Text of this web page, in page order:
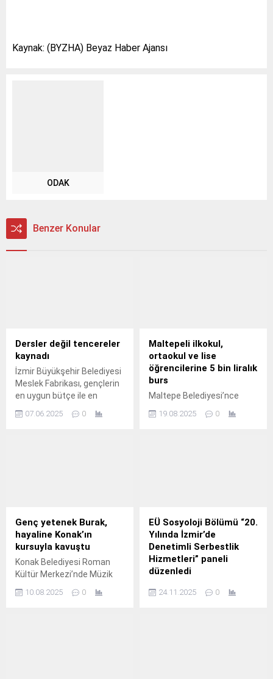
Kaynak: (BYZHA) Beyaz Haber Ajansı
ODAK
Benzer Konular
Dersler değil tencereler
kaynadı
İzmir Büyükşehir Belediyesi
Meslek Fabrikası, gençlerin
en uygun bütçe ile en
yapabilmesi ve temel
07.06.2025 0
Maltepeli ilkokul,
ortaokul ve lise
öğrencilerine 5 bin liralık
burs
Maltepe Belediyesi’nce
başlatılan ve eğitimde
19.08.2025 0
Genç yetenek Burak,
hayaline Konak’ın
kursuyla kavuştu
Konak Belediyesi Roman
Kültür Merkezi’nde Müzik
Hazırlık Kursuna katılan
10.08.2025 0
EÜ Sosyoloji Bölümü “20.
Yılında İzmir’de
Denetimli Serbestlik
Hizmetleri” paneli
düzenledi
Edebiyat Fakültesi Sosyoloji
24.11.2025 0